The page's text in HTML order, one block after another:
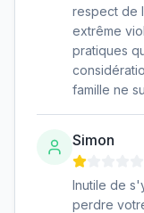
respect de
extrême
pratiques
famille ne
Simon
Inutile de
perdre